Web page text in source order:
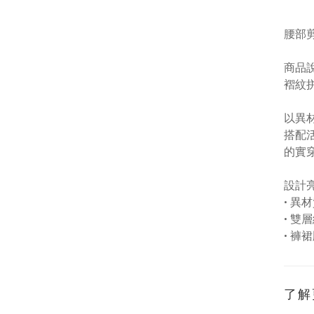
腰部
商品
褶紋
以異
搭配
的實
設計
• 異
• 雙
• 褲
了解